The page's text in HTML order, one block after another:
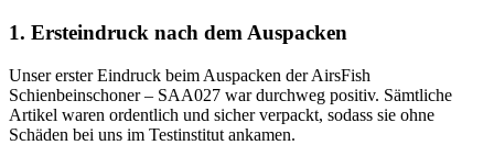
1. Ersteindruck nach dem Auspacken
Unser erster Eindruck beim Auspacken der AirsFish
Schienbeinschoner – SAA027 war durchweg positiv. Sämtliche
Artikel waren ordentlich und sicher verpackt, sodass sie ohne
Schäden bei uns im Testinstitut ankamen.